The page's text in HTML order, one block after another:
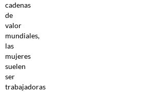
cadenas
de
valor
mundiales,
las
mujeres
suelen
ser
trabajadoras